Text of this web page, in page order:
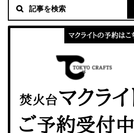
キャンプ用品の『ポイント買取』につい
マクライトの口コミ・評判は？人
ッカーでも作れるおすすめレシピをご
尾根」から槍ヶ岳へ！
【八ヶ岳最高峰へ】南八ヶ岳テン
ントスおすすめヘッドライトのご紹介
ングシューズはどちらを選ぶべき？｜
カリマーのおすすめリュック容量
ならスポルティバ！3つの理由とおすす
クライミングユーザー参加型の動
に教わる！『食感と旨みのタマゴサンド
食うか食われるか、野生動物で一
ズクイン』、人気の理由とおすすめウェ
【コスパ◎】キャンプデビューに最
ズクイン』、人気の理由とおすすめウェ
【コスパ◎】キャンプデビューに最
｜サロモンの定番シューズで解説&ご紹
しむために必要な装備6選【初級〜中級
トレラン初心者必見！日頃のトレ
！用途別おすすめ水筒を紹介！便利アイ
【こずチャンネル】使わなくなっ
クを比較！人数・用途別でおすすめを紹介
クライミング道具はゼロポイント
の体験レポート】
アジングロッドおすすめ10選！基本
フスキンの魅力と用途別おすすめリュッ
ティートンブロスのブランドに込
なの？いまどきの海外キャンプ事情を
パティシエキャンパーSakiさんに
に教わる！簡単『フルーツシロップ』の
パティシエキャンパーSakiさんに
高！ほかほか『シュウマイ』の作り方
に教わる！パン好き必見！モチモチ『ベ
パティシエキャンパーSakiさんに
る！山梨県の九鬼山（くきやま）登山体
積雪期の谷川岳で今シーズン最後の
！売却する方法や条件、手続きの流れを
キャンプ場の宿泊や利用券をふる
に参加してきました
レストハウス水郷で持ち込みBBQしてみた
一生物のアウトドアブーツならダ
に行ってみた！
ピコグリル入荷してます！ @小倉店
ランス・ボーヌトレッキング編〜
ベランピングアイディア7選！家に